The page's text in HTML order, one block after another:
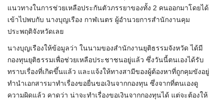
แนวทางในการช่วยเหลือประกันตัวภรรยาของทั้ง 2 คนออกมาโดยได้
เข้าไปพบกับ นางบุญเรือง กาฬเนตร ผู้อำนวยการสำนักงานคุม
ประพฤติจังหวัดเลย
นางบุญเรืองให้ข้อมูลว่า ในนามของสำนักงานยุติธรรมจังหวัด ได้มี
กองทุนยุติธรรมเพื่อช่วยเหลือประชาชนอยู่แล้ว ซึ่งวันนี้ตนเองได้รับ
ทราบเรื่องที่เกิดขึ้นแล้ว และแจ้งให้ทางสามีของผู้ต้องหาที่ถูกคุมขังอยู่
ทำนำเอกสารมาทำเรื่องขอยื่นขอเงินจากกองทุน ซึ่งจากที่ตนเองดู
ความผิดแล้ว คาดว่า น่าจะทำเรื่องขอเงินจากกองทุนได้ แต่จะต้องให้